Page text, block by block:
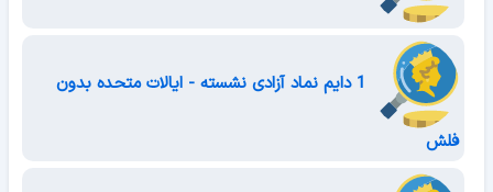
1 دایم نماد آزادی نشسته - ایالات متحده بدون
فلش